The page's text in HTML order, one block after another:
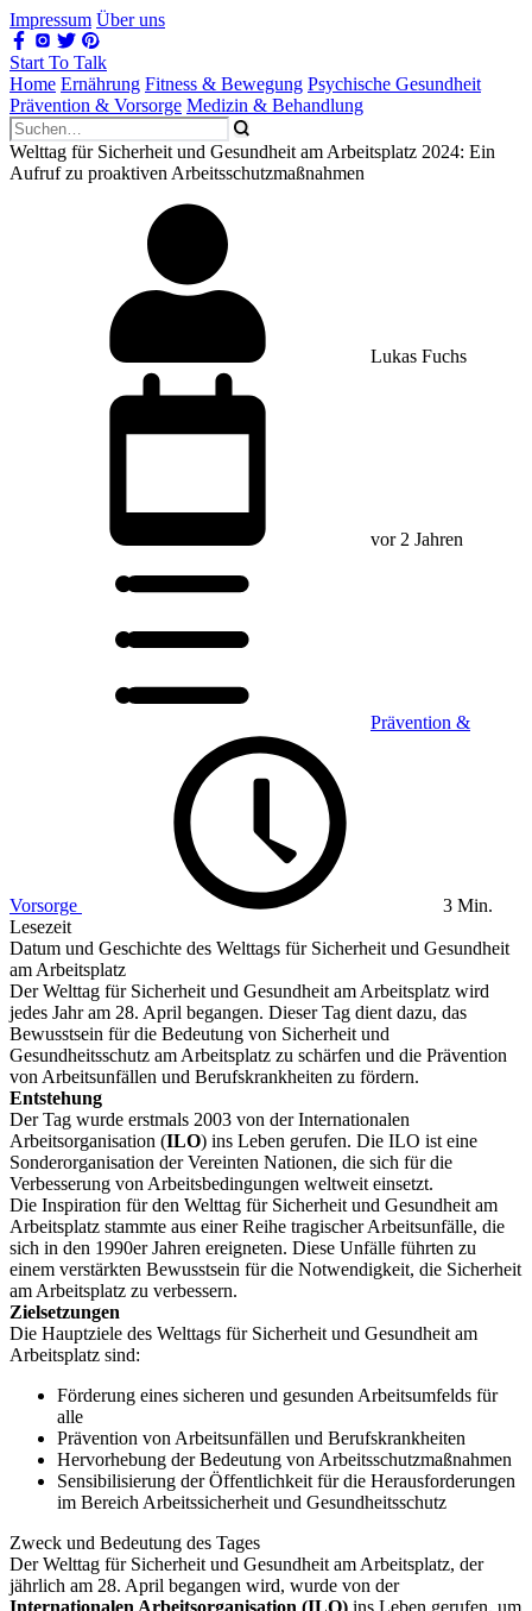
Impressum Über uns
Start To Talk
Home Ernährung Fitness & Bewegung Psychische Gesundheit
Prävention & Vorsorge Medizin & Behandlung
Welttag für Sicherheit und Gesundheit am Arbeitsplatz 2024: Ein
Aufruf zu proaktiven Arbeitsschutzmaßnahmen
Lukas Fuchs
vor 2 Jahren
Prävention &
Vorsorge
3 Min.
Lesezeit
Datum und Geschichte des Welttags für Sicherheit und Gesundheit
am Arbeitsplatz
Der Welttag für Sicherheit und Gesundheit am Arbeitsplatz wird
jedes Jahr am 28. April begangen. Dieser Tag dient dazu, das
Bewusstsein für die Bedeutung von Sicherheit und
Gesundheitsschutz am Arbeitsplatz zu schärfen und die Prävention
von Arbeitsunfällen und Berufskrankheiten zu fördern.
Entstehung
Der Tag wurde erstmals 2003 von der Internationalen
Arbeitsorganisation (ILO) ins Leben gerufen. Die ILO ist eine
Sonderorganisation der Vereinten Nationen, die sich für die
Verbesserung von Arbeitsbedingungen weltweit einsetzt.
Die Inspiration für den Welttag für Sicherheit und Gesundheit am
Arbeitsplatz stammte aus einer Reihe tragischer Arbeitsunfälle, die
sich in den 1990er Jahren ereigneten. Diese Unfälle führten zu
einem verstärkten Bewusstsein für die Notwendigkeit, die Sicherheit
am Arbeitsplatz zu verbessern.
Zielsetzungen
Die Hauptziele des Welttags für Sicherheit und Gesundheit am
Arbeitsplatz sind:
Förderung eines sicheren und gesunden Arbeitsumfelds für
alle
Prävention von Arbeitsunfällen und Berufskrankheiten
Hervorhebung der Bedeutung von Arbeitsschutzmaßnahmen
Sensibilisierung der Öffentlichkeit für die Herausforderungen
im Bereich Arbeitssicherheit und Gesundheitsschutz
Zweck und Bedeutung des Tages
Der Welttag für Sicherheit und Gesundheit am Arbeitsplatz, der
jährlich am 28. April begangen wird, wurde von der
Internationalen Arbeitsorganisation (ILO) ins Leben gerufen, um